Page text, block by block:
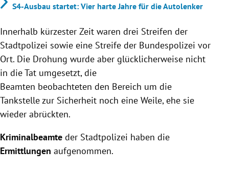
S4-Ausbau startet: Vier harte Jahre für die Autolenker
Innerhalb kürzester Zeit waren drei Streifen der
Stadtpolizei sowie eine Streife der Bundespolizei vor
Ort. Die Drohung wurde aber glücklicherweise nicht
in die Tat umgesetzt, die
Beamten beobachteten den Bereich um die
Tankstelle zur Sicherheit noch eine Weile, ehe sie
wieder abrückten.
Kriminalbeamte der Stadtpolizei haben die
Ermittlungen aufgenommen.